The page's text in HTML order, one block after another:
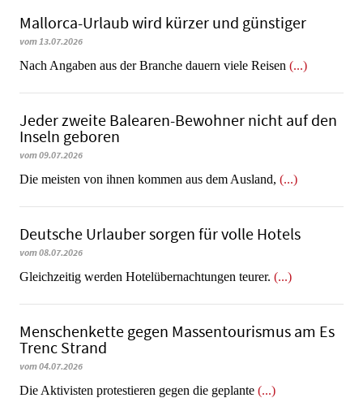
Mallorca-Urlaub wird kürzer und günstiger
vom 13.07.2026
Nach Angaben aus der Branche dauern viele Reisen (...)
Jeder zweite Balearen-Bewohner nicht auf den
Inseln geboren
vom 09.07.2026
Die meisten von ihnen kommen aus dem Ausland, (...)
Deutsche Urlauber sorgen für volle Hotels
vom 08.07.2026
Gleichzeitig werden Hotelübernachtungen teurer. (...)
Menschenkette gegen Massentourismus am Es
Trenc Strand
vom 04.07.2026
Die Aktivisten protestieren gegen die geplante (...)